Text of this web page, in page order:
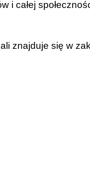
i całej
znajduje się w